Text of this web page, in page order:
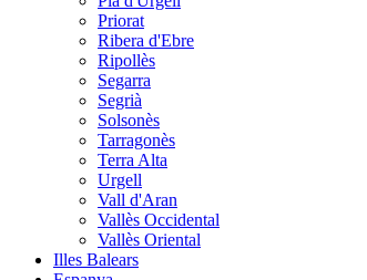
Priorat
Ribera d'Ebre
Ripollès
Segarra
Segrià
Solsonès
Tarragonès
Terra Alta
Urgell
Vall d'Aran
Vallès Occidental
Vallès Oriental
Illes Balears